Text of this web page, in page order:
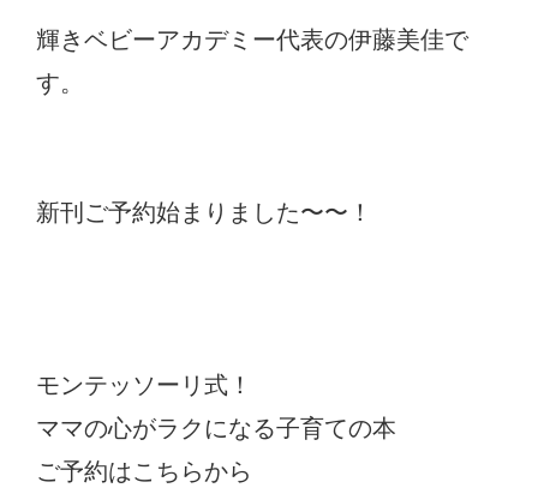
輝きベビーアカデミー代表の伊藤美佳で
す。
新刊ご予約始まりました〜〜！
モンテッソーリ式！
ママの心がラクになる子育ての本
ご予約はこちらから